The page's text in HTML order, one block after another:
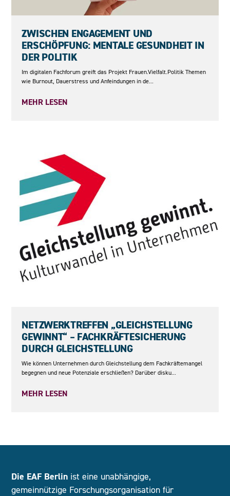
ZWISCHEN ENGAGEMENT UND
ERSCHÖPFUNG: MENTALE GESUNDHEIT IN
DER POLITIK
Im digitalen Fachforum greift das Projekt Frauen.Vielfalt.Politik Themen
wie Burnout, Dauerstress und Anfeindungen in de...
MEHR LESEN
NETZWERKTREFFEN „GLEICHSTELLUNG
GEWINNT“ – FACHKRÄFTESICHERUNG
DURCH GLEICHSTELLUNG
Wie können Unternehmen durch Gleichstellung dem Fachkräftemangel
begegnen und neue Potenziale erschließen? Darüber disku...
MEHR LESEN
Die EAF Berlin ist eine unabhängige,
gemeinnützige Forschungsorganisation für